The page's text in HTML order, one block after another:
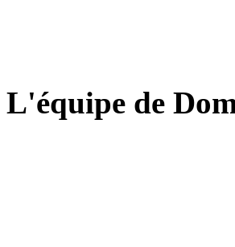
L'équipe de